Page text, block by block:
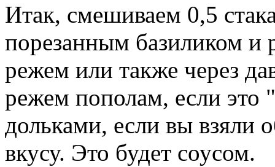
Итак, смешиваем 0,5
порезанным базиликом и
режем или также через
режем пополам, если это
дольками, если вы
вкусу. Это будет соусом.